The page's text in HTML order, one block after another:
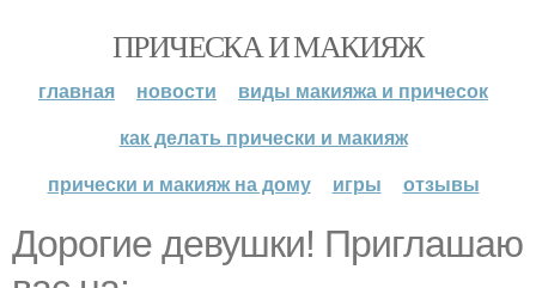
ПРИЧЕСКА И МАКИЯЖ
главная новости
виды макияжа и причесок
как делать прически и макияж
прически и макияж на дому
игры отзывы
Дорогие девушки! Приглашаю